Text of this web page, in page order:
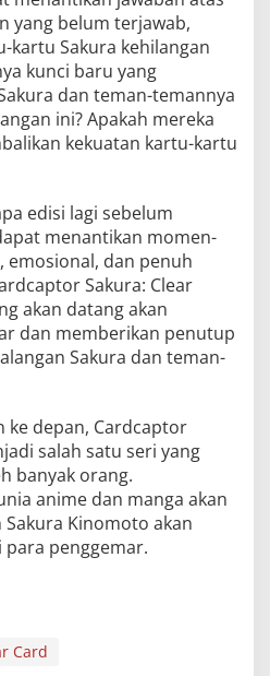
yang belum terjawab,
kartu Sakura kehilangan
kunci baru yang
dan teman-temannya
ini? Apakah mereka
kekuatan kartu-kartu
edisi lagi sebelum
menantikan momen-
emosional, dan penuh
Sakura: Clear
akan datang akan
dan memberikan penutup
Sakura dan teman-
ke depan, Cardcaptor
salah satu seri yang
banyak orang.
anime dan manga akan
Kinomoto akan
penggemar.
Card